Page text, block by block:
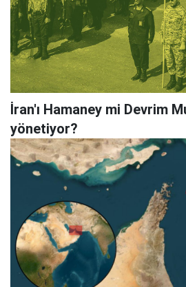
İran'ı Hamaney mi Devrim
yönetiyor?